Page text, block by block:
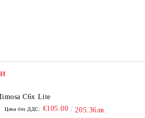
C6x Lite
Цена без ДДС: €105.00 205.36лв.